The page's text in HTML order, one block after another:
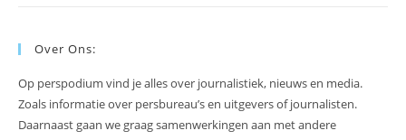
Over Ons:
Op perspodium vind je alles over journalistiek, nieuws en media.
Zoals informatie over persbureau’s en uitgevers of journalisten.
Daarnaast gaan we graag samenwerkingen aan met andere